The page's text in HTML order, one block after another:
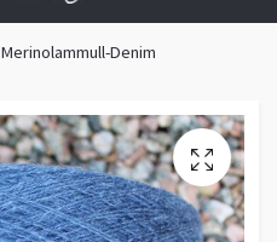
Merinolammull-Denim